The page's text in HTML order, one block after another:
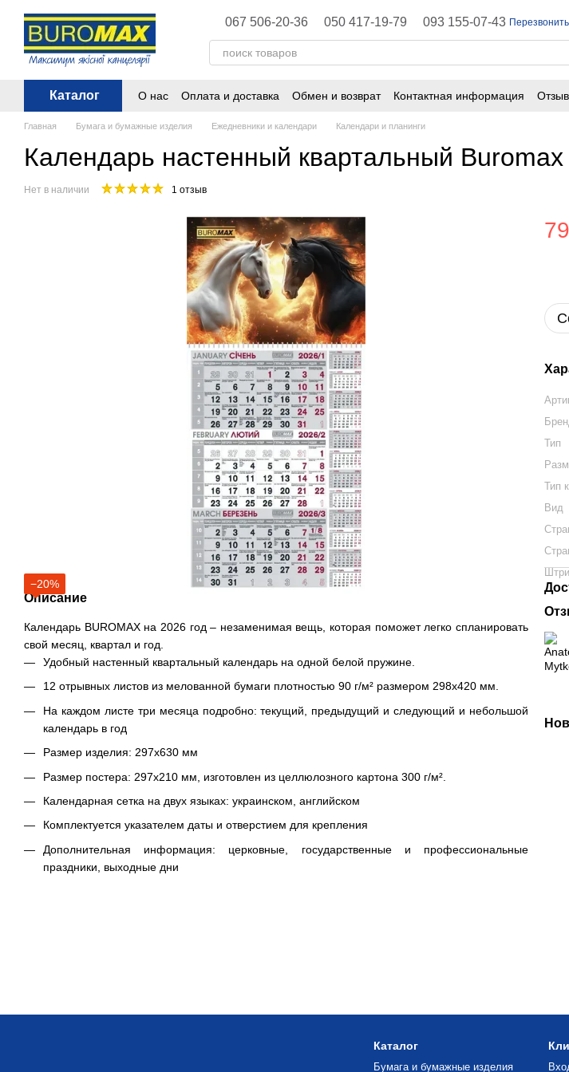
Перейти к основному контенту
067 506-20-36 050 417-19-79 093 155-07-43
Каталог О нас Оплата и доставка Обмен и возврат Контактная информация
Главная Бумага и бумажные изделия Ежедневники и календари Календари и планинги
Календарь настенный квартальный
Нет в наличии 1 отзыв
−20%
Описание
Календарь BUROMAX на 2026 год – незаменимая вещь, которая поможет легко спланировать
свой месяц, квартал и год.
Удобный настенный квартальный календарь на одной белой пружине.
12 отрывных листов из мелованной бумаги плотностью 90 г/м² размером 298х420 мм.
На каждом листе три месяца подробно: текущий, предыдущий и следующий и небольшой
календарь в год
Размер изделия: 297х630 мм
Размер постера: 297х210 мм, изготовлен из целлюлозного картона 300 г/м².
Календарная сетка на двух языках: украинском, английском
Комплектуется указателем даты и отверстием для крепления
Дополнительная информация: церковные, государственные и профессиональные
праздники, выходные дни
Тип
Тип
Вид
Каталог
Бумага и бумажные изделия